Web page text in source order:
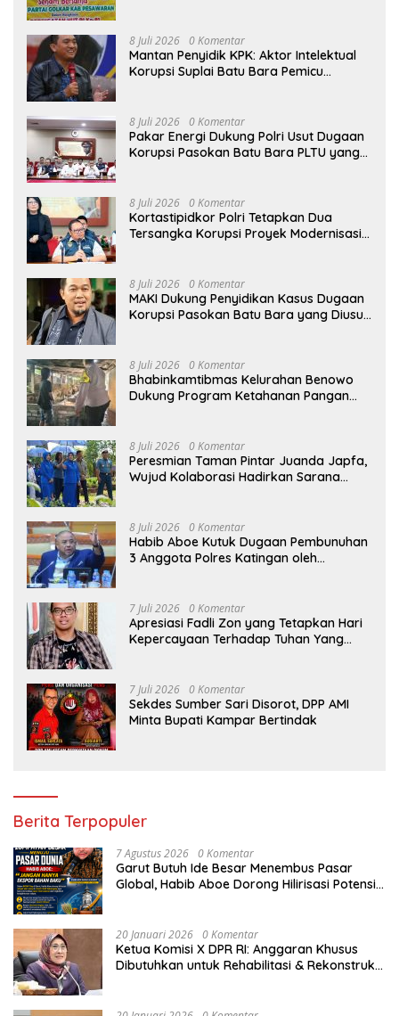
8 Juli 2026 0 Komentar
Mantan Penyidik KPK: Aktor Intelektual
Korupsi Suplai Batu Bara Pemicu
8 Juli 2026 0 Komentar
Pakar Energi Dukung Polri Usut Dugaan
Korupsi Pasokan Batu Bara PLTU yang
8 Juli 2026 0 Komentar
Kortastipidkor Polri Tetapkan Dua
Tersangka Korupsi Proyek Modernisasi
8 Juli 2026 0 Komentar
MAKI Dukung Penyidikan Kasus Dugaan
Korupsi Pasokan Batu Bara yang Diusut
8 Juli 2026 0 Komentar
Bhabinkamtibmas Kelurahan Benowo
Dukung Program Ketahanan Pangan
8 Juli 2026 0 Komentar
Peresmian Taman Pintar Juanda Japfa,
Wujud Kolaborasi Hadirkan Sarana
8 Juli 2026 0 Komentar
Habib Aboe Kutuk Dugaan Pembunuhan
3 Anggota Polres Katingan oleh
7 Juli 2026 0 Komentar
Apresiasi Fadli Zon yang Tetapkan Hari
Kepercayaan Terhadap Tuhan Yang
7 Juli 2026 0 Komentar
Sekdes Sumber Sari Disorot, DPP AMI
Minta Bupati Kampar Bertindak
Berita Terpopuler
7 Agustus 2026 0 Komentar
Garut Butuh Ide Besar Menembus Pasar
Global, Habib Aboe Dorong Hilirisasi Potensi
20 Januari 2026 0 Komentar
Ketua Komisi X DPR RI: Anggaran Khusus
Dibutuhkan untuk Rehabilitasi & Rekonstruksi